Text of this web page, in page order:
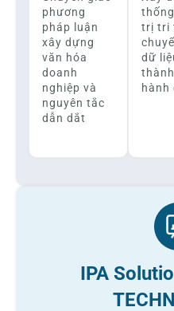
phương
pháp luận
xây dựng
văn hóa
doanh
nghiệp và
nguyên tắc
dẫn dắt
trị tri
dữ
hành
IPA